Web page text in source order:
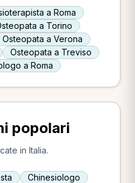
a Roma
a Torino
Osteopata a Verona
Osteopata a Treviso
a Roma
popolari
in Italia.
Chinesiologo